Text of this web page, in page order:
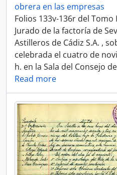
obrera en las empresas
Folios 133v-136r del Tomo
Jurado de la factoría de
Astilleros de Cádiz S.A. ,
celebrada el cuatro de
h. en la Sala del Consejo
Read more